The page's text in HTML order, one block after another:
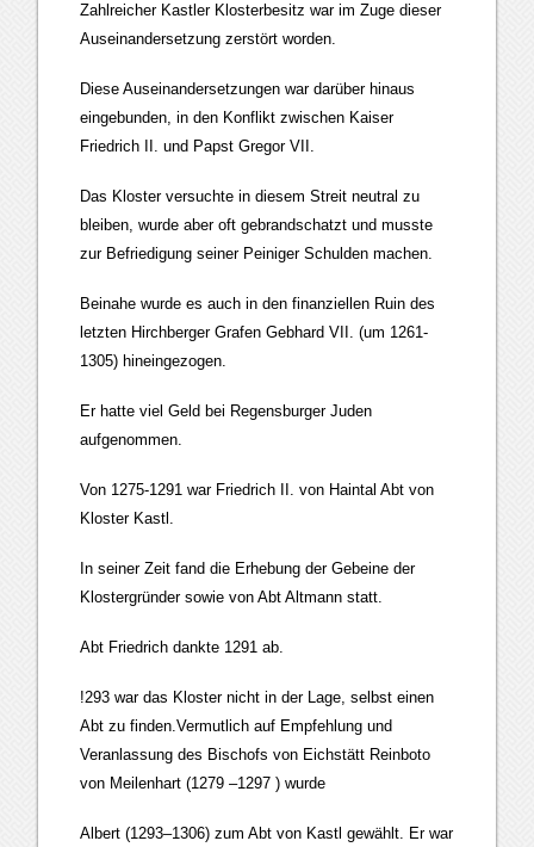
Zahlreicher Kastler Klosterbesitz war im Zuge dieser
Auseinandersetzung zerstört worden.
Diese Auseinandersetzungen war darüber hinaus
eingebunden, in den Konflikt zwischen Kaiser
Friedrich II. und Papst Gregor VII.
Das Kloster versuchte in diesem Streit neutral zu
bleiben, wurde aber oft gebrandschatzt und musste
zur Befriedigung seiner Peiniger Schulden machen.
Beinahe wurde es auch in den finanziellen Ruin des
letzten Hirchberger Grafen Gebhard VII. (um 1261-
1305) hineingezogen.
Er hatte viel Geld bei Regensburger Juden
aufgenommen.
Von 1275-1291 war Friedrich II. von Haintal Abt von
Kloster Kastl.
In seiner Zeit fand die Erhebung der Gebeine der
Klostergründer sowie von Abt Altmann statt.
Abt Friedrich dankte 1291 ab.
!293 war das Kloster nicht in der Lage, selbst einen
Abt zu finden.Vermutlich auf Empfehlung und
Veranlassung des Bischofs von Eichstätt Reinboto
von Meilenhart (1279 –1297 ) wurde
Albert (1293–1306) zum Abt von Kastl gewählt. Er war